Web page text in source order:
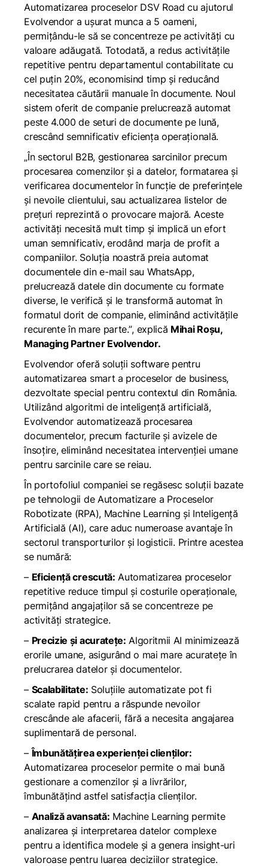
Automatizarea proceselor DSV Road cu ajutorul
Evolvendor a ușurat munca a 5 oameni,
permițându-le să se concentreze pe activități cu
valoare adăugată. Totodată, a redus activitățile
repetitive pentru departamentul contabilitate cu
cel puțin 20%, economisind timp și reducând
necesitatea căutării manuale în documente. Noul
sistem oferit de companie prelucrează automat
peste 4.000 de seturi de documente pe lună,
crescând semnificativ eficiența operațională.
„În sectorul B2B, gestionarea sarcinilor precum
procesarea comenzilor și a datelor, formatarea și
verificarea documentelor în funcție de preferințele
și nevoile clientului, sau actualizarea listelor de
prețuri reprezintă o provocare majoră. Aceste
activități necesită mult timp și implică un efort
uman semnificativ, erodând marja de profit a
companiilor. Soluția noastră preia automat
documentele din e-mail sau WhatsApp,
prelucrează datele din documente cu formate
diverse, le verifică și le transformă automat în
formatul dorit de companie, eliminând activitățile
recurente în mare parte.”, explică Mihai Roșu,
Managing Partner Evolvendor.
Evolvendor oferă soluții software pentru
automatizarea smart a proceselor de business,
dezvoltate special pentru contextul din România.
Utilizând algoritmi de inteligență artificială,
Evolvendor automatizează procesarea
documentelor, precum facturile și avizele de
însoțire, eliminând necesitatea intervenției umane
pentru sarcinile care se reiau.
În portofoliul companiei se regăsesc soluții bazate
pe tehnologii de Automatizare a Proceselor
Robotizate (RPA), Machine Learning și Inteligență
Artificială (AI), care aduc numeroase avantaje în
sectorul transporturilor și logisticii. Printre acestea
se numără:
– Eficiență crescută: Automatizarea proceselor
repetitive reduce timpul și costurile operaționale,
permițând angajaților să se concentreze pe
activități strategice.
– Precizie și acuratețe: Algoritmii AI minimizează
erorile umane, asigurând o mai mare acuratețe în
prelucrarea datelor și documentelor.
– Scalabilitate: Soluțiile automatizate pot fi
scalate rapid pentru a răspunde nevoilor
crescânde ale afacerii, fără a necesita angajarea
suplimentară de personal.
–Îmbunătățirea experienței clienților:
Automatizarea proceselor permite o mai bună
gestionare a comenzilor și a livrărilor,
îmbunătățind astfel satisfacția clienților.
– Analiză avansată: Machine Learning permite
analizarea și interpretarea datelor complexe
pentru a identifica modele și a genera insight-uri
valoroase pentru luarea deciziilor strategice.